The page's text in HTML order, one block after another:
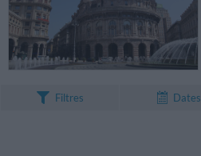
Filtres Dates